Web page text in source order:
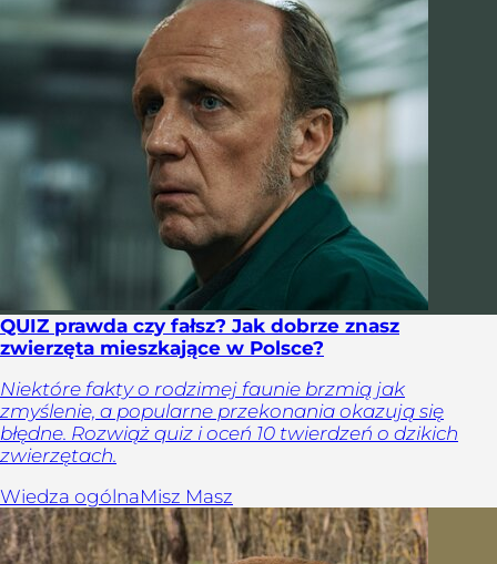
QUIZ prawda czy fałsz? Jak dobrze znasz
zwierzęta mieszkające w Polsce?
Niektóre fakty o rodzimej faunie brzmią jak
zmyślenie, a popularne przekonania okazują się
błędne. Rozwiąż quiz i oceń 10 twierdzeń o dzikich
zwierzętach.
Wiedza ogólnaMisz Masz